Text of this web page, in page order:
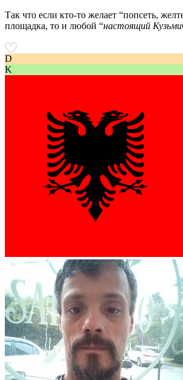
Так что если кто-то желает “попсеть,
площадка, то и любой “настоящий
D
K